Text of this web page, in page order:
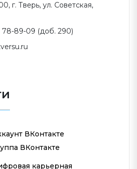
г. Тверь, ул. Советская,
78-89-09 (доб. 290)
ВКонтакте
ВКонтакте
карьерная